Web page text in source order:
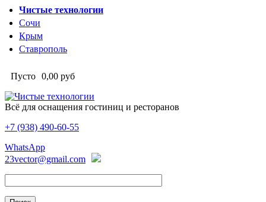
Перейти к основному содержанию
Чистые технологии
Сочи
Крым
Ставрополь
Пусто 0,00 руб
Всё для оснащения гостиниц и ресторанов
Чистые технологии
+7 (938) 490-60-55
WhatsApp
23vector@gmail.com